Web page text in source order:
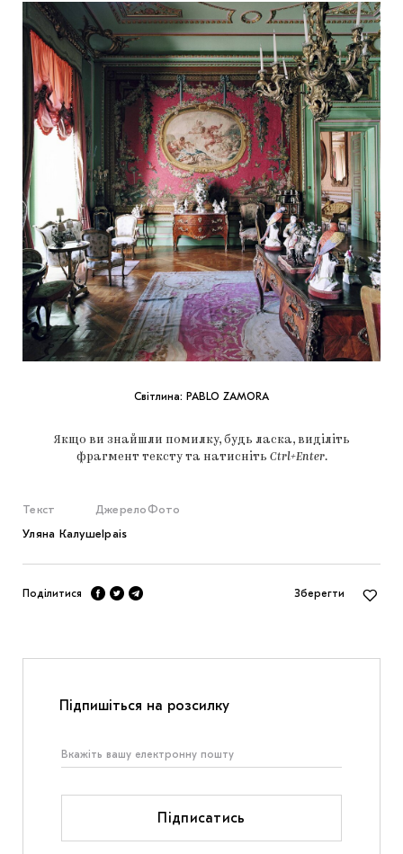
Світлина: PABLO ZAMORA
Якщо ви знайшли помилку, будь ласка, виділіть
фрагмент тексту та натисніть Ctrl+Enter.
Текст
Уляна Калуш
Джерело
elpais
Фото
Поділитися Зберегти
Підпишіться на розсилку
Підписатись